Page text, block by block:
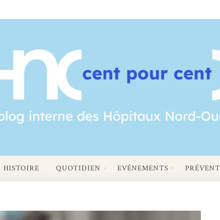
HISTOIRE QUOTIDIEN EVÉNEMENTS